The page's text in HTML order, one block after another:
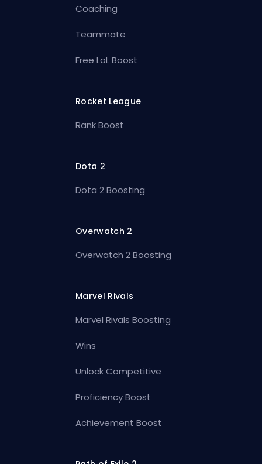
Coaching
Teammate
Free LoL Boost
Rocket League
Rank Boost
Dota 2
Dota 2 Boosting
Overwatch 2
Overwatch 2 Boosting
Marvel Rivals
Marvel Rivals Boosting
Wins
Unlock Competitive
Proficiency Boost
Achievement Boost